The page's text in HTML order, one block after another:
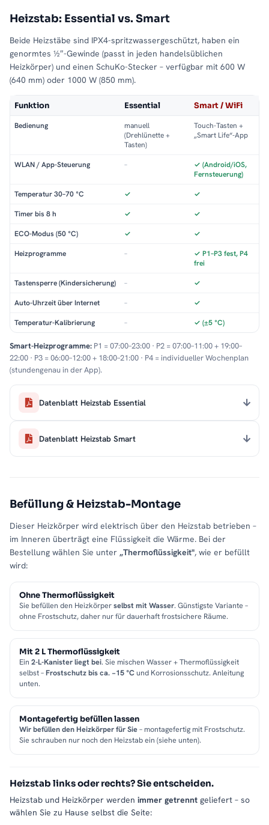
Heizstab: Essential vs. Smart
Beide Heizstäbe sind IPX4-spritzwassergeschützt, haben ein
genormtes ½″-Gewinde (passt in jeden handelsüblichen
Heizkörper) und einen SchuKo-Stecker – verfügbar mit 600 W
(640 mm) oder 1000 W (850 mm).
Funktion Essential Smart / WiFi
Bedienung
manuell
(Drehlünette +
Tasten)
Touch-Tasten +
„Smart Life“-App
WLAN / App-Steuerung –
✓ (Android/iOS,
Fernsteuerung)
Temperatur 30–70 °C ✓ ✓
Timer bis 8 h ✓ ✓
ECO-Modus (50 °C) ✓ ✓
Heizprogramme –
✓ P1–P3 fest, P4
frei
Tastensperre (Kindersicherung) – ✓
Auto-Uhrzeit über Internet – ✓
Temperatur-Kalibrierung – ✓ (±5 °C)
Smart-Heizprogramme: P1 = 07:00–23:00 · P2 = 07:00–11:00 + 19:00–
22:00 · P3 = 06:00–12:00 + 18:00–21:00 · P4 = individueller Wochenplan
(stundengenau in der App).
Datenblatt Heizstab Essential
Datenblatt Heizstab Smart
Befüllung & Heizstab-Montage
Dieser Heizkörper wird elektrisch über den Heizstab betrieben –
im Inneren überträgt eine Flüssigkeit die Wärme. Bei der
Bestellung wählen Sie unter „Thermoflüssigkeit", wie er befüllt
wird:
Ohne Thermoflüssigkeit
Sie befüllen den Heizkörperselbst mit Wasser. Günstigste Variante –
ohne Frostschutz, daher nur für dauerhaft frostsichere Räume.
Mit 2 L Thermoflüssigkeit
Ein 2-L-Kanister liegt bei. Sie mischen Wasser + Thermoflüssigkeit
selbst –Frostschutz bis ca. −15 °Cund Korrosionsschutz. Anleitung
unten.
Montagefertig befüllen lassen
Wir befüllen den Heizkörper für Sie– montagefertig mit Frostschutz.
Sie schrauben nur noch den Heizstab ein (siehe unten).
Heizstab links oder rechts? Sie entscheiden.
Heizstab und Heizkörper werden immer getrennt geliefert – so
wählen Sie zu Hause selbst die Seite: